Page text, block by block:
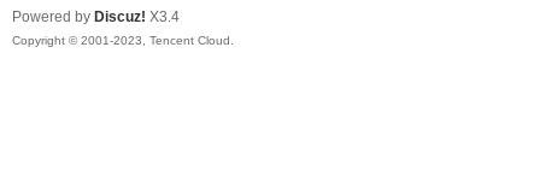
Powered by Discuz! X3.4
Copyright © 2001-2023, Tencent Cloud.